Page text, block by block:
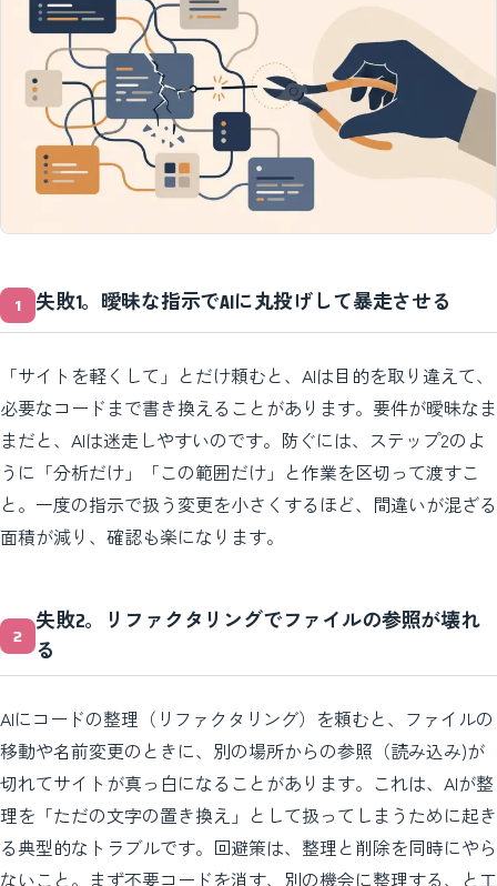
失敗1。曖昧な指示でAIに丸投げして暴走させる
「サイトを軽くして」とだけ頼むと、AIは目的を取り違えて、
必要なコードまで書き換えることがあります。要件が曖昧なま
まだと、AIは迷走しやすいのです。防ぐには、ステップ2のよ
うに「分析だけ」「この範囲だけ」と作業を区切って渡すこ
と。一度の指示で扱う変更を小さくするほど、間違いが混ざる
面積が減り、確認も楽になります。
失敗2。リファクタリングでファイルの参照が壊れ
る
AIにコードの整理（リファクタリング）を頼むと、ファイルの
移動や名前変更のときに、別の場所からの参照（読み込み)が
切れてサイトが真っ白になることがあります。これは、AIが整
理を「ただの文字の置き換え」として扱ってしまうために起き
る典型的なトラブルです。回避策は、整理と削除を同時にやら
ないこと。まず不要コードを消す、別の機会に整理する、と工